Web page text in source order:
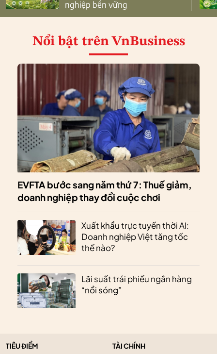
nghiệp bền vững
Nổi bật trên VnBusiness
EVFTA bước sang năm thứ 7: Thuế giảm,
doanh nghiệp thay đổi cuộc chơi
Xuất khẩu trực tuyến thời AI:
Doanh nghiệp Việt tăng tốc
thế nào?
Lãi suất trái phiếu ngân hàng
“nổi sóng”
TIÊU ĐIỂM
TÀI CHÍNH